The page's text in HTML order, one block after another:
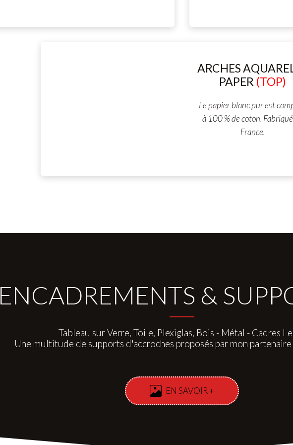
ARCHES
PAPER (TOP)
Le papier blanc pur est
à 100 % de coton.
France.
ENCADREMENTS &
Tableau sur Verre, Toile, Plexiglas, Bois - Métal - Cadres
Une multitude de supports d'accroches proposés par mon partenaire
EN SAVOIR +